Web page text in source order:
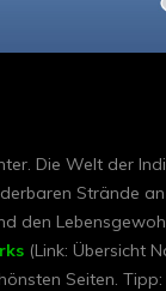
Die Welt der
Strände
den
(Link: Übersicht
Seiten.